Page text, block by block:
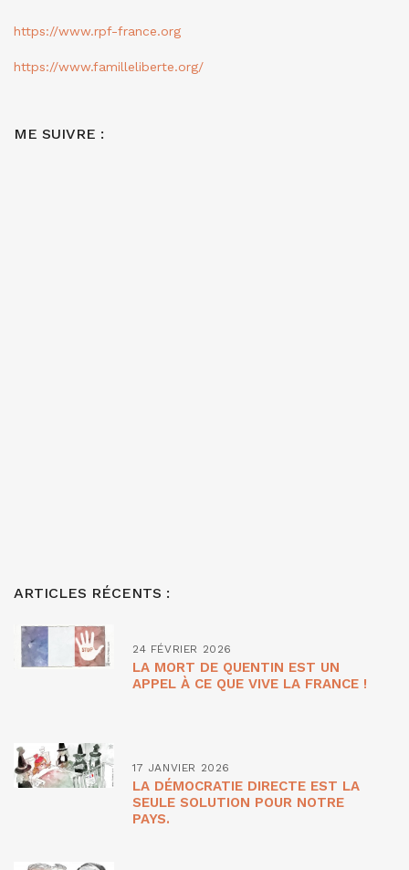
https://www.rpf-france.org
https://www.familleliberte.org/
ME SUIVRE :
ARTICLES RÉCENTS :
24 FÉVRIER 2026
LA MORT DE QUENTIN EST UN
APPEL À CE QUE VIVE LA FRANCE !
17 JANVIER 2026
LA DÉMOCRATIE DIRECTE EST LA
SEULE SOLUTION POUR NOTRE
PAYS.